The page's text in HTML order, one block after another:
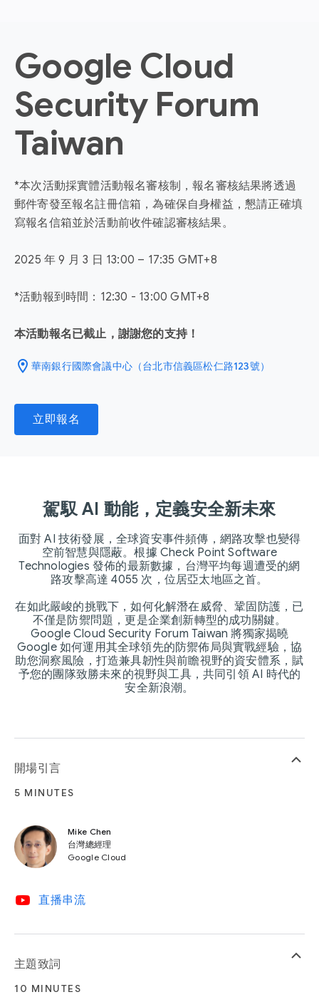
Google Cloud
Security Forum
Taiwan
*本次活動採實體活動報名審核制，報名審核結果將透過
郵件寄發至報名註冊信箱，為確保自身權益，懇請正確填
寫報名信箱並於活動前收件確認審核結果。
2025 年 9 月 3 日 13:00 – 17:35 GMT+8
*活動報到時間：12:30 - 13:00 GMT+8
本活動報名已截止，謝謝您的支持！
location_on 華南銀行國際會議中心（台北市信義區松仁路123號）
立即報名
駕馭 AI 動能，定義安全新未來
面對 AI 技術發展，全球資安事件頻傳，網路攻擊也變得
空前智慧與隱蔽。根據 Check Point Software
Technologies 發佈的最新數據，台灣平均每週遭受的網
路攻擊高達 4055 次，位居亞太地區之首。
在如此嚴峻的挑戰下，如何化解潛在威脅、鞏固防護，已
不僅是防禦問題，更是企業創新轉型的成功關鍵。
Google Cloud Security Forum Taiwan 將獨家揭曉
Google 如何運用其全球領先的防禦佈局與實戰經驗，協
助您洞察風險，打造兼具韌性與前瞻視野的資安體系，賦
予您的團隊致勝未來的視野與工具，共同引領 AI 時代的
安全新浪潮。
開場引言
5 MINUTES
Mike Chen
台灣總經理
Google Cloud
video_youtube 直播串流
keyboard_arrow_up
主題致詞
10 MINUTES
keyboard_arrow_up